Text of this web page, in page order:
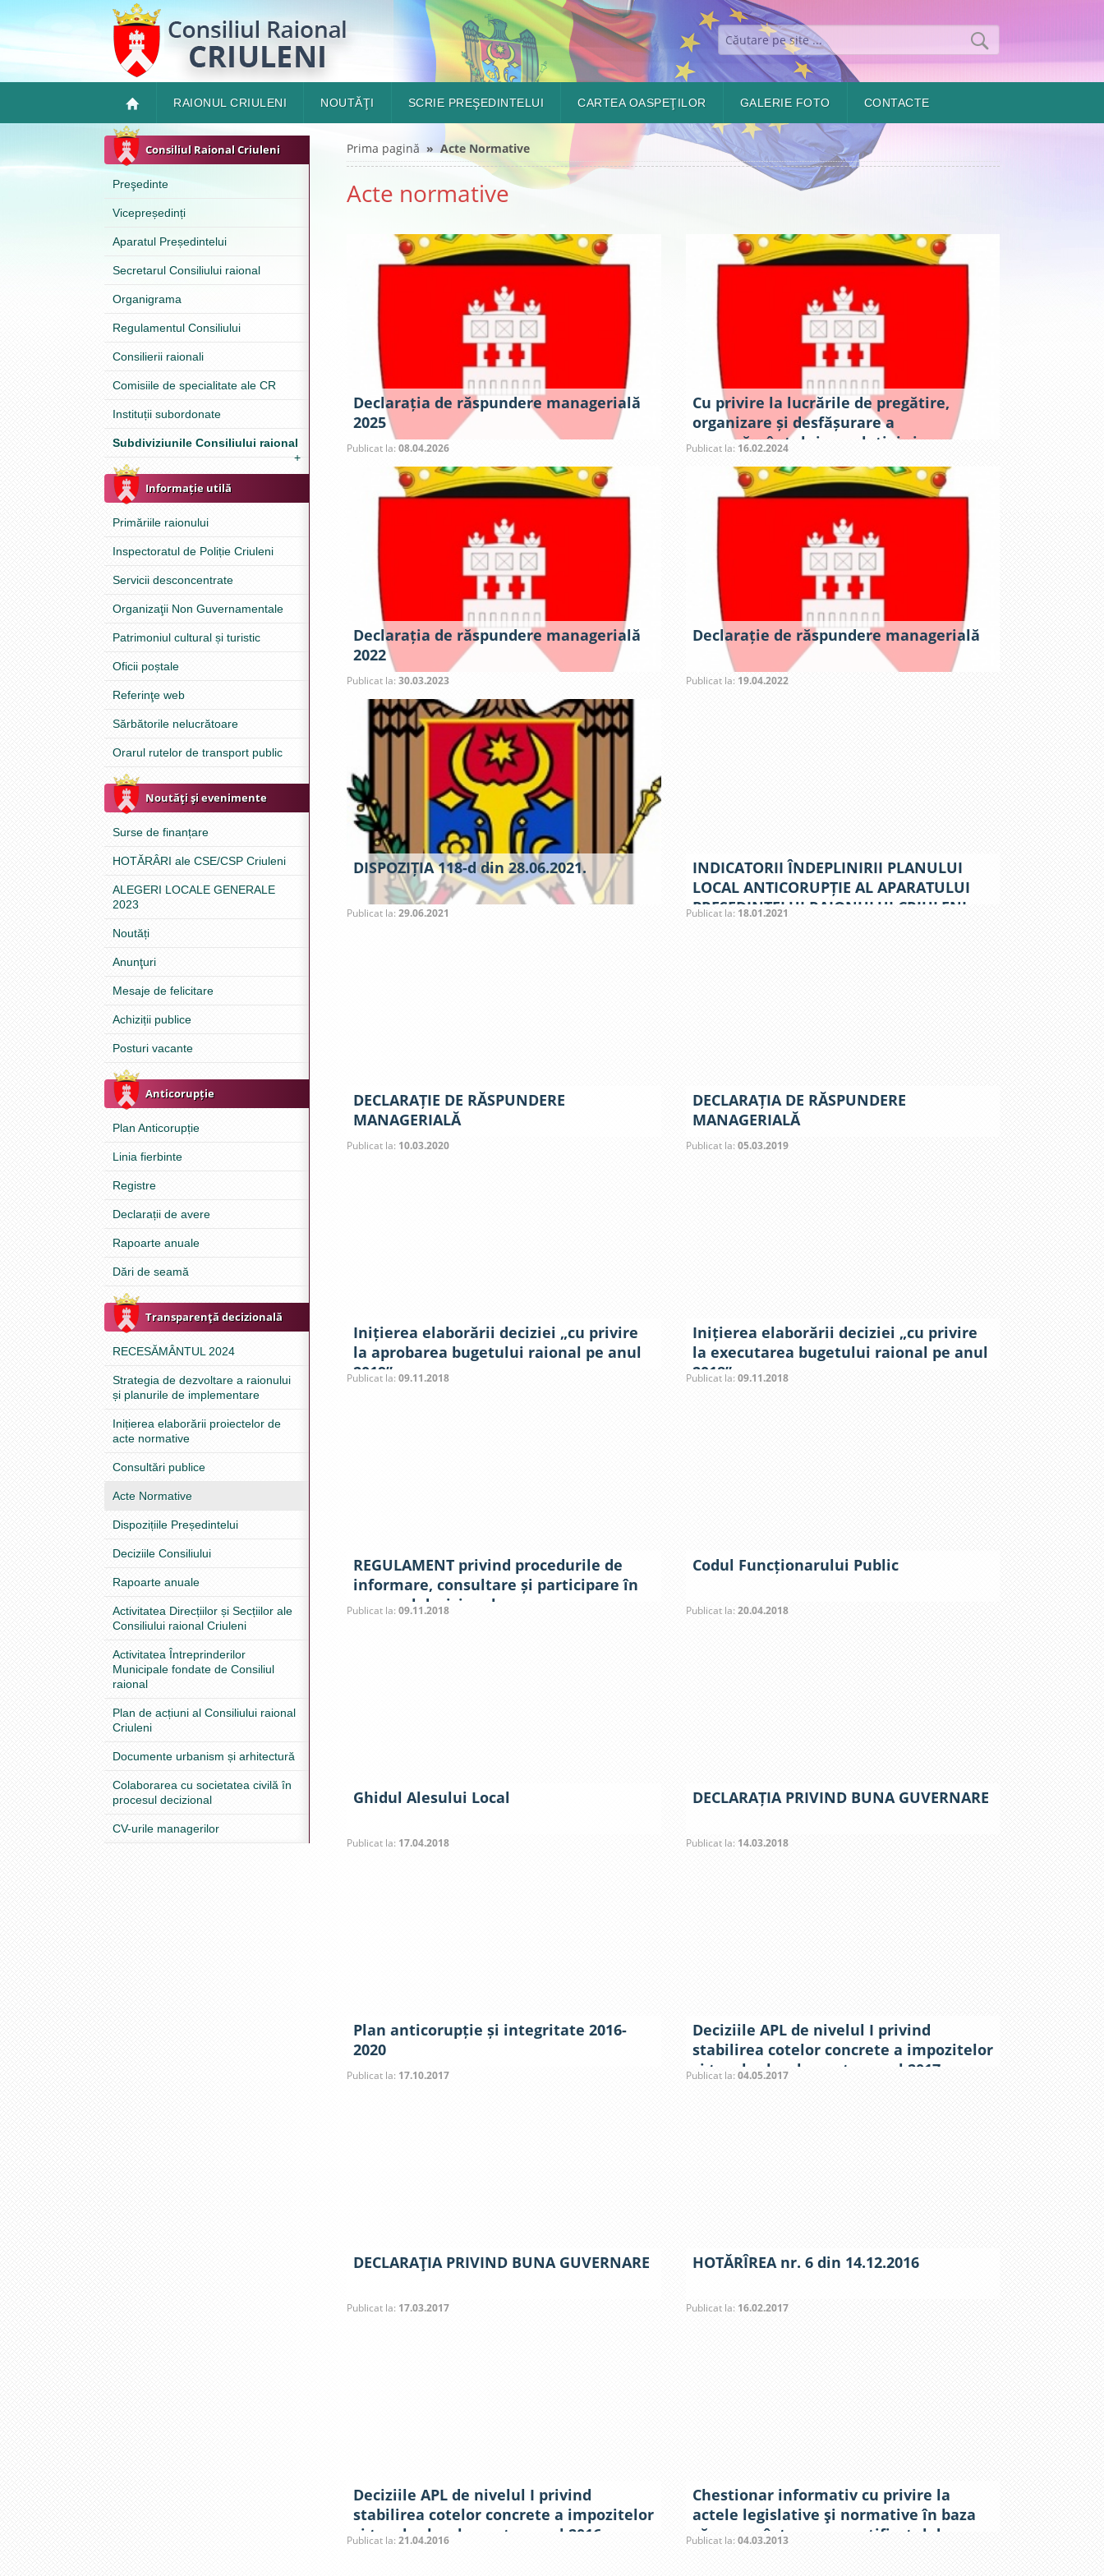
RAIONUL CRIULENI NOUTĂŢI SCRIE PREŞEDINTELUI CARTEA OASPEŢILOR GALERIE FOTO CONTACTE
Consiliul Raional Criuleni
Preşedinte
Vicepreședinți
Aparatul Președintelui
Secretarul Consiliului raional
Organigrama
Regulamentul Consiliului
Consilierii raionali
Comisiile de specialitate ale CR
Instituții subordonate
Subdiviziunile Consiliului raional
+
Informație utilă
Primăriile raionului
Inspectoratul de Poliție Criuleni
Servicii desconcentrate
Organizaţii Non Guvernamentale
Patrimoniul cultural și turistic
Oficii poștale
Referinţe web
Sărbătorile nelucrătoare
Orarul rutelor de transport public
Noutăţi şi evenimente
Surse de finanțare
HOTĂRÂRI ale CSE/CSP Criuleni
ALEGERI LOCALE GENERALE
2023
Noutăți
Anunţuri
Mesaje de felicitare
Achiziții publice
Posturi vacante
Anticorupție
Plan Anticorupție
Linia fierbinte
Registre
Declarații de avere
Rapoarte anuale
Dări de seamă
Transparenţă decizională
RECESĂMÂNTUL 2024
Strategia de dezvoltare a raionului
și planurile de implementare
Inițierea elaborării proiectelor de
acte normative
Consultări publice
Acte Normative
Dispozițiile Președintelui
Deciziile Consiliului
Rapoarte anuale
Activitatea Direcțiilor și Secțiilor ale
Consiliului raional Criuleni
Activitatea Întreprinderilor
Municipale fondate de Consiliul
raional
Plan de acțiuni al Consiliului raional
Criuleni
Documente urbanism și arhitectură
Colaborarea cu societatea civilă în
procesul decizional
CV-urile managerilor
Prima pagină » Acte Normative
Acte normative
Declarația de răspundere managerială
2025
Publicat la: 08.04.2026
Cu privire la lucrările de pregătire,
organizare și desfășurare a
recensământului populației și
locuințelor în raionul Criuleni
Publicat la: 16.02.2024
Declarația de răspundere managerială
2022
Publicat la: 30.03.2023
Declarație de răspundere managerială
Publicat la: 19.04.2022
DISPOZIȚIA 118-d din 28.06.2021.
Publicat la: 29.06.2021
INDICATORII ÎNDEPLINIRII PLANULUI
LOCAL ANTICORUPȚIE AL APARATULUI
PREȘEDINTELUI RAIONULUI CRIULENI
Publicat la: 18.01.2021
DECLARAȚIE DE RĂSPUNDERE
MANAGERIALĂ
Publicat la: 10.03.2020
DECLARAȚIA DE RĂSPUNDERE
MANAGERIALĂ
Publicat la: 05.03.2019
Inițierea elaborării deciziei „cu privire
la aprobarea bugetului raional pe anul
2019”
Publicat la: 09.11.2018
Inițierea elaborării deciziei „cu privire
la executarea bugetului raional pe anul
2018”
Publicat la: 09.11.2018
REGULAMENT privind procedurile de
informare, consultare și participare în
procesul decizional
Publicat la: 09.11.2018
Codul Funcționarului Public
Publicat la:20.04.2018
Ghidul Alesului Local
Publicat la: 17.04.2018
DECLARAȚIA PRIVIND BUNA GUVERNARE
Publicat la: 14.03.2018
Plan anticorupție și integritate 2016-
2020
Publicat la: 17.10.2017
Deciziile APL de nivelul I privind
stabilirea cotelor concrete a impozitelor
şi taxelor locale pentru anul 2017
Publicat la:04.05.2017
DECLARAŢIA PRIVIND BUNA GUVERNARE
Publicat la: 17.03.2017
HOTĂRÎREA nr. 6 din 14.12.2016
Publicat la: 16.02.2017
Deciziile APL de nivelul I privind
stabilirea cotelor concrete a impozitelor
şi taxelor locale pentru anul 2016
Publicat la: 21.04.2016
Chestionar informativ cu privire la
actele legislative şi normative în baza
cărora se întocmesc certificatul de
Publicat la: 04.03.2013